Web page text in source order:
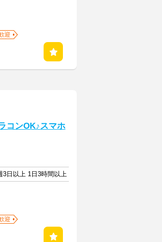
迎
コンOK♪スマホ
3日以上 1日3時間以上
迎